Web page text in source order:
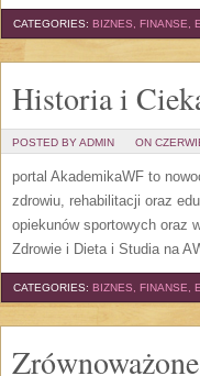
CATEGORIES: BIZNES, FINANSE,
Historia i
POSTED BY ADMIN ON
portal AkademikaWF to
zdrowiu, rehabilitacji oraz
opiekunów sportowych oraz
Zdrowie i Dieta i Studia na
CATEGORIES: BIZNES, FINANSE,